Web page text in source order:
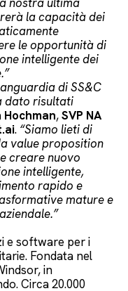
la capacità dei
le opportunità di
intelligente dei
di SS&C
dato risultati
Hochman,SVP NA
. “Siamo lieti di
value proposition
creare nuovo
intelligente,
rapido e
mature e
e software per i
Fondata nel
in
Circa 20.000